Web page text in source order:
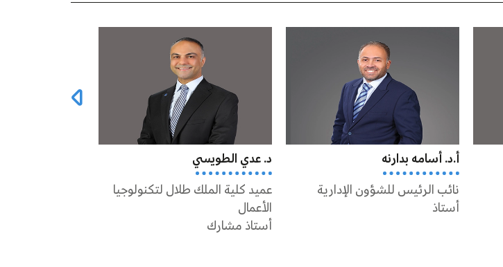
أ.د. أسامه بدارنه
نائب الرئيس للشؤون الإدارية
أستاذ
د. عدي الطويسي
عميد كلية الملك طلال لتكنولوجيا
الأعمال
أستاذ مشارك